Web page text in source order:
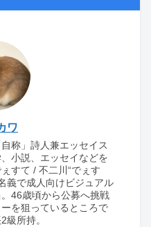
ワ
称」詩人兼エッセイス
小説、エッセイなどを
すて / 不二川“でぇす
義で成人向けビジュアル
46歳頃から公募へ挑戦
を狙っているところで
級所持。